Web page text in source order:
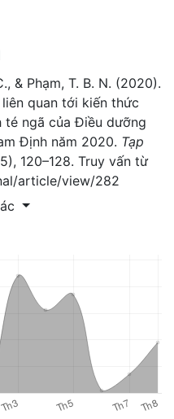
& Phạm, T. B. N. (2020).
quan tới kiến thức
té ngã của Điều dưỡng
Định năm 2020. Tạp
120–128. Truy vấn từ
article/view/282